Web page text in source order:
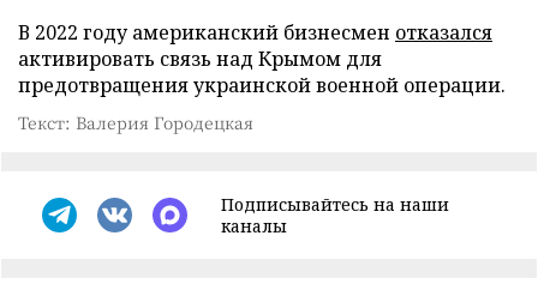
В 2022 году американский бизнесмен отказался
активировать связь над Крымом для
предотвращения украинской военной операции.
Текст: Валерия Городецкая
Подписывайтесь на наши
каналы